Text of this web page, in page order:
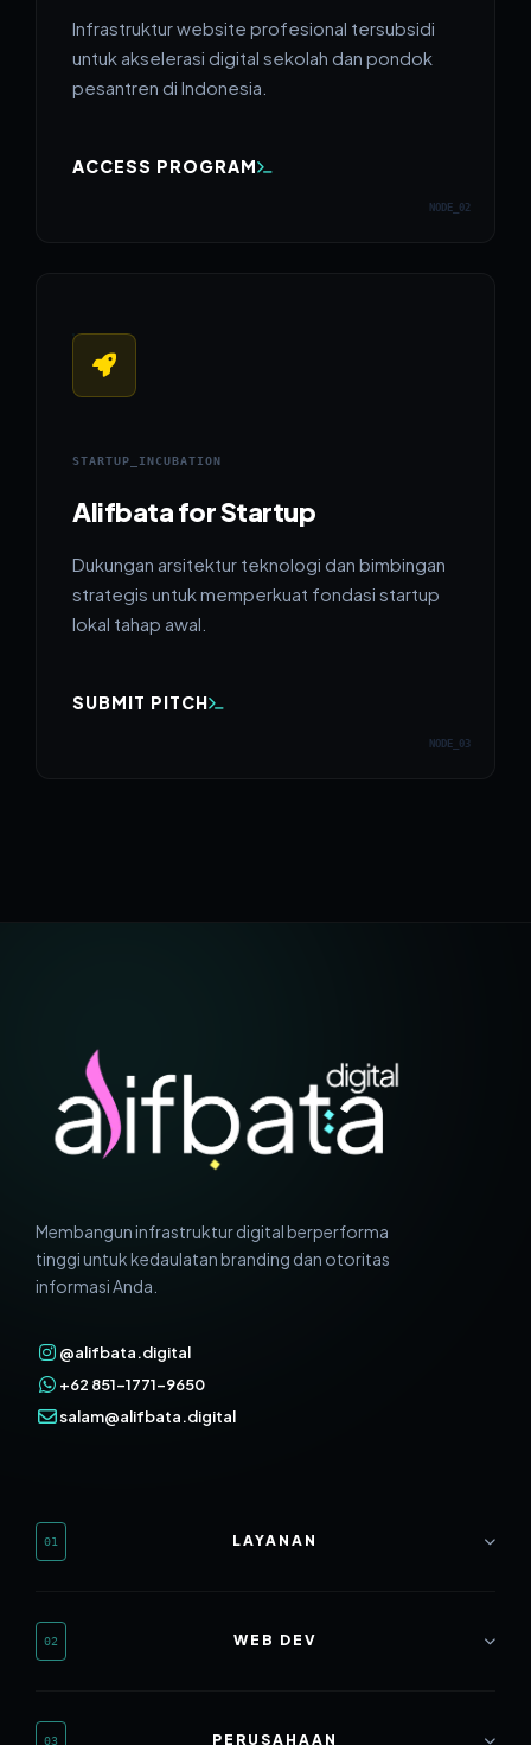
Infrastruktur website profesional tersubsidi
untuk akselerasi digital sekolah dan pondok
pesantren di Indonesia.
ACCESS PROGRAM
NODE_02
STARTUP_INCUBATION
Alifbata for Startup
Dukungan arsitektur teknologi dan bimbingan
strategis untuk memperkuat fondasi startup
lokal tahap awal.
SUBMIT PITCH
NODE_03
Membangun infrastruktur digital berperforma
tinggi untuk kedaulatan branding dan otoritas
informasi Anda.
@alifbata.digital
+62 851-1771-9650
salam@alifbata.digital
01 LAYANAN
SEO Mastery
02 WEB DEV
03 PERUSAHAAN